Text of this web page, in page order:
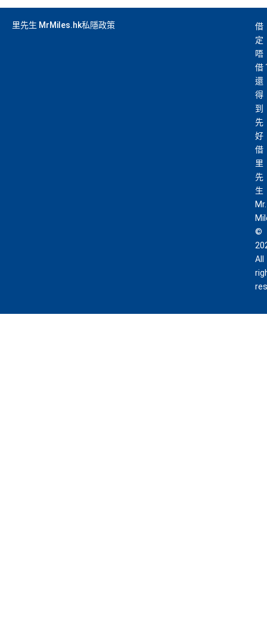
里先生 MrMiles.hk私隱政策
借
定
唔
借
還
得
到
先
好
借
里
先
生
Mr.
©
All